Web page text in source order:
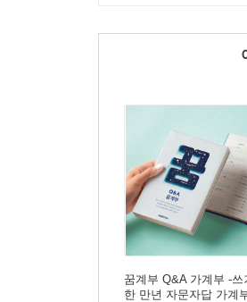
꿈계부 Q&A 가계부 -쓰
한 만년 자문자답 가계